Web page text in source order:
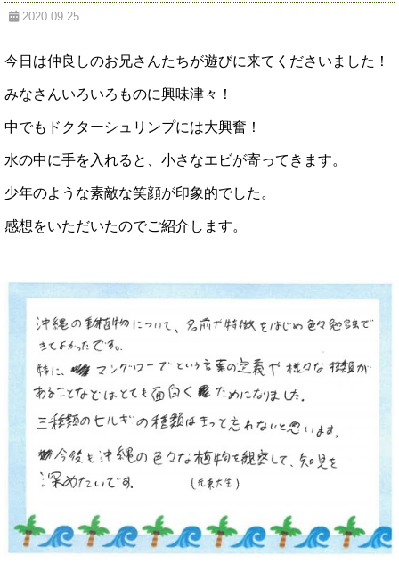
2020.09.25
今日は仲良しのお兄さんたちが遊びに来てくださいました！
みなさんいろいろものに興味津々！
中でもドクターシュリンプには大興奮！
水の中に手を入れると、小さなエビが寄ってきます。
少年のような素敵な笑顔が印象的でした。
感想をいただいたのでご紹介します。